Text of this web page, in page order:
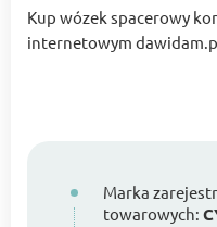
Kup wózek spacerowy
internetowym
Marka
towarowych: